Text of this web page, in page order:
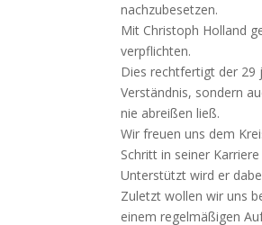
nachzubesetzen.
Mit Christoph Holland
verpflichten.
Dies rechtfertigt der 29
Verständnis, sondern
nie abreißen ließ.
Wir freuen uns dem
Schritt in seiner
Unterstützt wird er
Zuletzt wollen wir uns
einem regelmäßigen